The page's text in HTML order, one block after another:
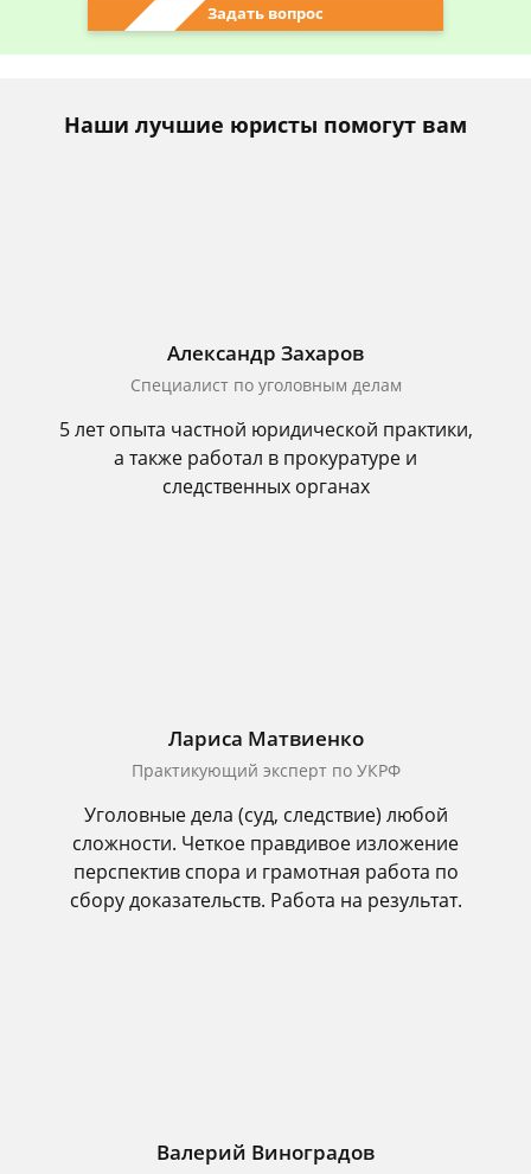
Задать вопрос
Наши лучшие юристы помогут вам
Александр Захаров
Специалист по уголовным делам
5 лет опыта частной юридической практики,
а также работал в прокуратуре и
следственных органах
Лариса Матвиенко
Практикующий эксперт по УКРФ
Уголовные дела (суд, следствие) любой
сложности. Четкое правдивое изложение
перспектив спора и грамотная работа по
сбору доказательств. Работа на результат.
Валерий Виноградов